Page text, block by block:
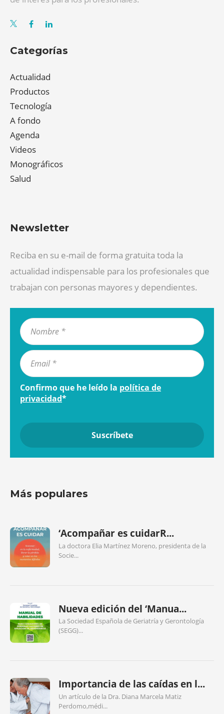
Categorías
Actualidad
Productos
Tecnología
A fondo
Agenda
Videos
Monográficos
Salud
Newsletter
Reciba en su e-mail de forma gratuita toda la
actualidad indispensable para los profesionales que
trabajan con personas mayores y dependientes.
Confirmo que he leído la política de
privacidad*
Más populares
‘Acompañar es cuidarR...
La doctora Elia Martínez Moreno, presidenta de la
Socie...
Nueva edición del ‘Manua...
La Sociedad Española de Geriatría y Gerontología
(SEGG)...
Importancia de las caídas en l...
Un artículo de la Dra. Diana Marcela Matiz
Perdomo,médi...